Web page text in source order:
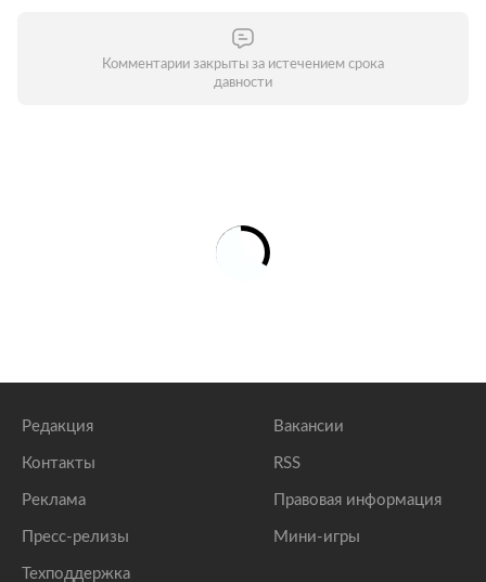
Комментарии закрыты за истечением срока
давности
Редакция
Контакты
Реклама
Пресс-релизы
Техподдержка
Вакансии
RSS
Правовая информация
Мини-игры